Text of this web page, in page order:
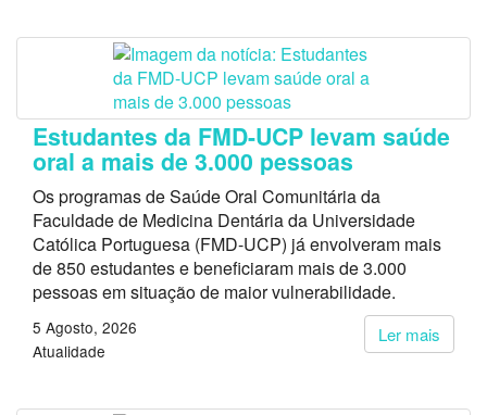
Estudantes da FMD-UCP levam saúde
oral a mais de 3.000 pessoas
Os programas de Saúde Oral Comunitária da
Faculdade de Medicina Dentária da Universidade
Católica Portuguesa (FMD-UCP) já envolveram mais
de 850 estudantes e beneficiaram mais de 3.000
pessoas em situação de maior vulnerabilidade.
Ler mais
5 Agosto, 2026
Atualidade